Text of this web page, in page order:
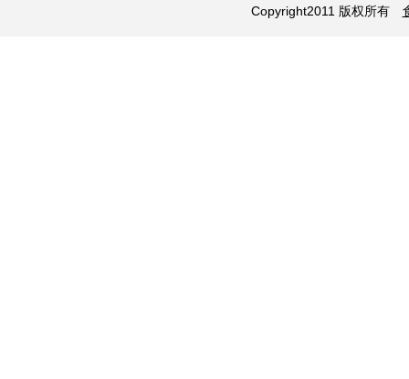
Copyright2011 版权所有